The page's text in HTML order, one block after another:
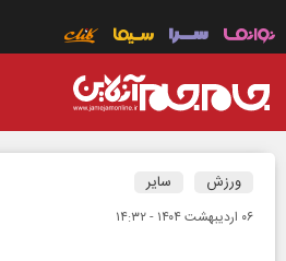
ورزش سایر
۰۶ ارديبهشت ۱۴۰۴ - ۱۴:۳۲